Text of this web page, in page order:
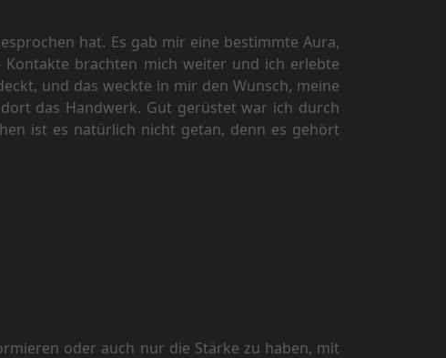
hat. Es gab mir eine bestimmte Aura,
brachten mich weiter und ich erlebte
und das weckte in mir den Wunsch, meine
das Handwerk. Gut gerüstet war ich durch
ist es natürlich nicht getan, denn es gehört
oder auch nur die Stärke zu haben, mit